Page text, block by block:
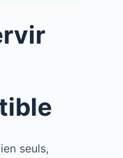
seuls,